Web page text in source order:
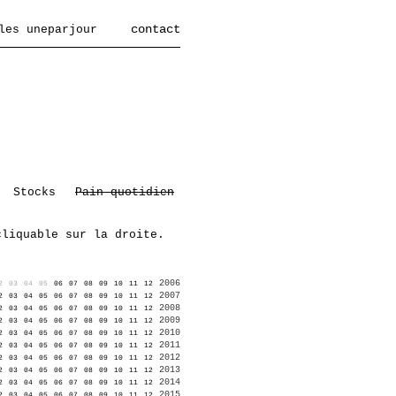
les uneparjour contact
Stocks Pain quotidien
sur la droite.
03 04 05 06 07 08 09 10 11 12 2006
03 04 05 06 07 08 09 10 11 12 2007
03 04 05 06 07 08 09 10 11 12 2008
03 04 05 06 07 08 09 10 11 12 2009
03 04 05 06 07 08 09 10 11 12 2010
03 04 05 06 07 08 09 10 11 12 2011
03 04 05 06 07 08 09 10 11 12 2012
03 04 05 06 07 08 09 10 11 12 2013
03 04 05 06 07 08 09 10 11 12 2014